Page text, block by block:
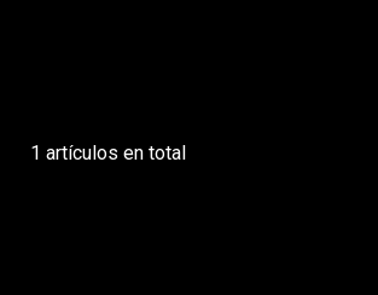
1 artículos en total